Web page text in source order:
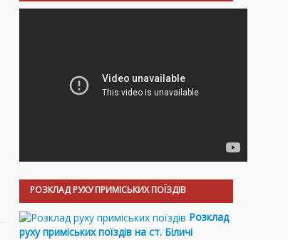
РОЗКЛАД РУХУ ПРИМІСЬКИХ ПОЇЗДІВ
Розклад
руху приміських поїздів на ст. Біличі